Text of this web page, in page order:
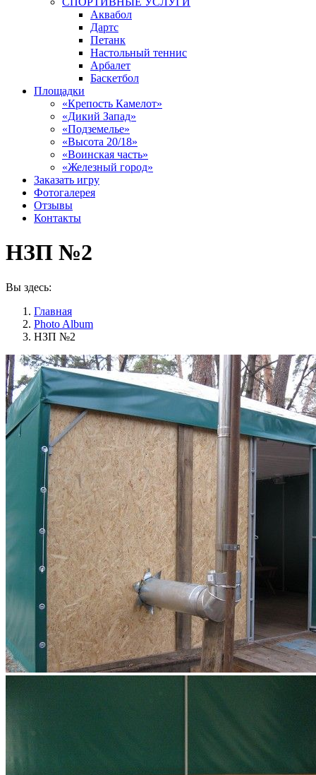
Аквабол
Дартс
Петанк
Настольный теннис
Арбалет
Баскетбол
Площадки
«Крепость Камелот»
«Дикий Запад»
«Подземелье»
«Высота 20/18»
«Воинская часть»
«Железный город»
Заказать игру
Фотогалерея
Отзывы
Контакты
НЗП №2
Вы здесь:
Главная
Photo Album
НЗП №2